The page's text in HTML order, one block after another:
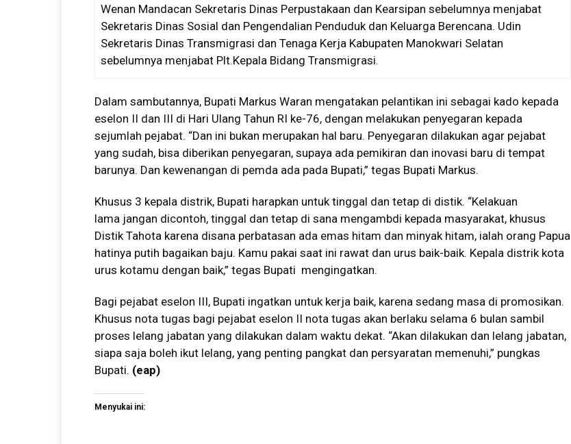
Wenan Mandacan Sekretaris Dinas Perpustakaan dan Kearsipan sebelumnya menjabat
Sekretaris Dinas Sosial dan Pengendalian Penduduk dan Keluarga Berencana. Udin
Sekretaris Dinas Transmigrasi dan Tenaga Kerja Kabupaten Manokwari Selatan
sebelumnya menjabat Plt.Kepala Bidang Transmigrasi.
Dalam sambutannya, Bupati Markus Waran mengatakan pelantikan ini sebagai kado kepada
eselon II dan III di Hari Ulang Tahun RI ke-76, dengan melakukan penyegaran kepada
sejumlah pejabat. “Dan ini bukan merupakan hal baru. Penyegaran dilakukan agar pejabat
yang sudah, bisa diberikan penyegaran, supaya ada pemikiran dan inovasi baru di tempat
barunya. Dan kewenangan di pemda ada pada Bupati,” tegas Bupati Markus.
Khusus 3 kepala distrik, Bupati harapkan untuk tinggal dan tetap di distik. “Kelakuan
lama jangan dicontoh, tinggal dan tetap di sana mengambdi kepada masyarakat, khusus
Distik Tahota karena disana perbatasan ada emas hitam dan minyak hitam, ialah orang Papua
hatinya putih bagaikan baju. Kamu pakai saat ini rawat dan urus baik-baik. Kepala distrik kota
urus kotamu dengan baik,” tegas Bupati mengingatkan.
Bagi pejabat eselon III, Bupati ingatkan untuk kerja baik, karena sedang masa di promosikan.
Khusus nota tugas bagi pejabat eselon II nota tugas akan berlaku selama 6 bulan sambil
proses lelang jabatan yang dilakukan dalam waktu dekat. “Akan dilakukan dan lelang jabatan,
siapa saja boleh ikut lelang, yang penting pangkat dan persyaratan memenuhi,” pungkas
Bupati. (eap)
Menyukai ini: